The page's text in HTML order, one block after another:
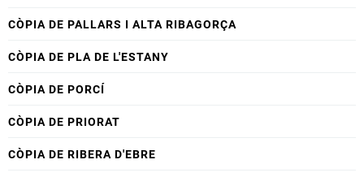
CÒPIA DE PALLARS I ALTA RIBAGORÇA
CÒPIA DE PLA DE L'ESTANY
CÒPIA DE PORCÍ
CÒPIA DE PRIORAT
CÒPIA DE RIBERA D'EBRE